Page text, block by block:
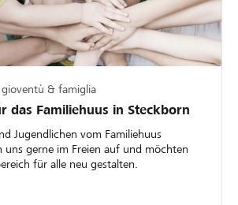
gioventù & famiglia
das Familiehuus in Steckborn
Jugendlichen vom Familiehuus
uns gerne im Freien auf und möchten
für alle neu gestalten.